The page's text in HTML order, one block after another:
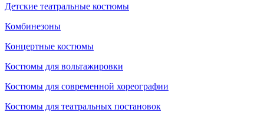
Детские театральные костюмы
Комбинезоны
Концертные костюмы
Костюмы для вольтажировки
Костюмы для современной хореографии
Костюмы для театральных постановок